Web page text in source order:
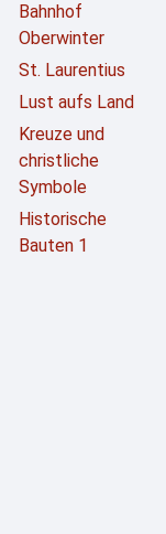
Bahnhof
Oberwinter
St. Laurentius
Lust aufs Land
Kreuze und
christliche
Symbole
Historische
Bauten 1